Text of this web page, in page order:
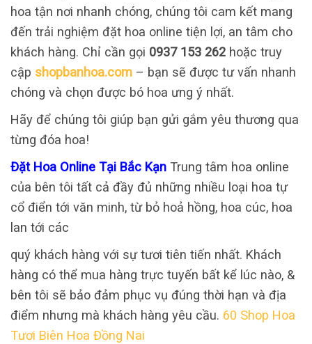
hoa tận nơi nhanh chóng, chúng tôi cam kết mang
đến trải nghiệm đặt hoa online tiện lợi, an tâm cho
khách hàng. Chỉ cần gọi 0937 153 262 hoặc truy
cập shopbanhoa.com – bạn sẽ được tư vấn nhanh
chóng và chọn được bó hoa ưng ý nhất.
Hãy để chúng tôi giúp bạn gửi gắm yêu thương qua
từng đóa hoa!
Đặt Hoa Online Tại Bắc Kạn Trung tâm hoa online
của bên tôi tất cả đầy đủ những nhiều loại hoa tự
cổ điển tới văn minh, từ bỏ hoả hồng, hoa cúc, hoa
lan tới các
quý khách hàng với sự tươi tiên tiến nhất. Khách
hàng có thể mua hàng trực tuyến bất kể lúc nào, &
bên tôi sẽ bảo đảm phục vụ đúng thời hạn và địa
điểm nhưng mà khách hàng yêu cầu. 60 Shop Hoa
Tươi Biên Hoa Đồng Nai